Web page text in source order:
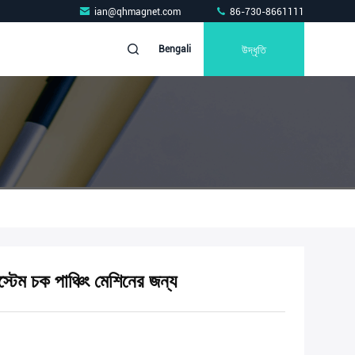
ian@qhmagnet.com 86-730-8661111
Bengali উদ্ধৃতি
চক পাঞ্চিং মেশিনের জন্য